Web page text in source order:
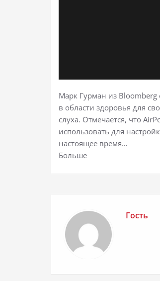
Марк Гурман из
в области здоровья для
слуха. Отмечается, что
использовать для
настоящее время…
Больше
Гость